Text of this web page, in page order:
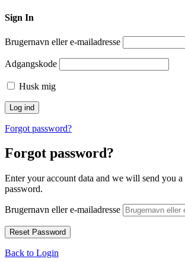
Sign In
Brugernavn eller e-mailadresse
Adgangskode
Husk mig
Forgot password?
Forgot password?
Enter your account data and we will send you
password.
Brugernavn eller e-mailadresse
Back to Login